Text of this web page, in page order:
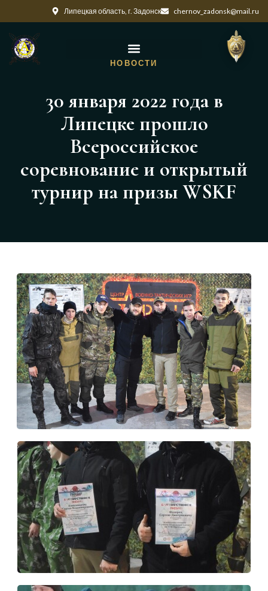
Липецкая область, г. Задонск chernov_zadonsk@mail.ru
НОВОСТИ
30 января 2022 года в
Липецке прошло
Всероссийское
соревнование и открытый
турнир на призы WSKF